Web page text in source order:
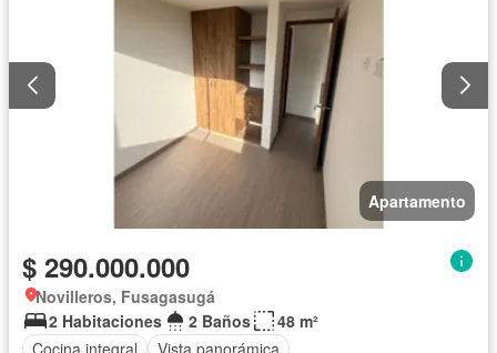
Apartamento
$ 290.000.000
Novilleros, Fusagasugá
2 Habitaciones
2 Baños
48 m²
Cocina integral
Vista panorámica